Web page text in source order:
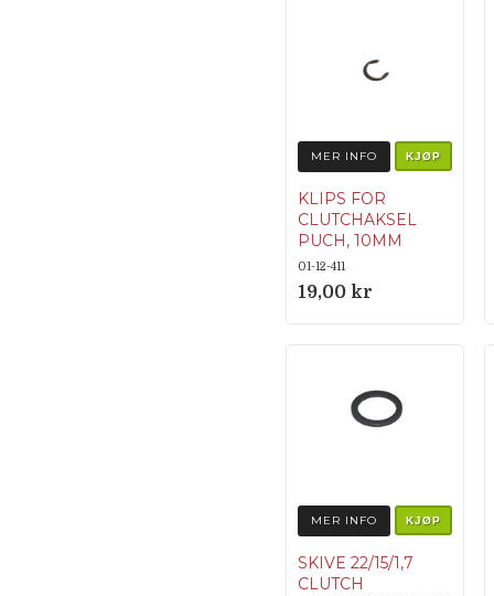
MER INFO KJØP
KLIPS FOR
CLUTCHAKSEL
PUCH, 10MM
ORIGINALNUM
MER 900.4693
01-12-411
19,00 kr
MER INFO KJØP
SKIVE 22/15/1,7
CLUTCH